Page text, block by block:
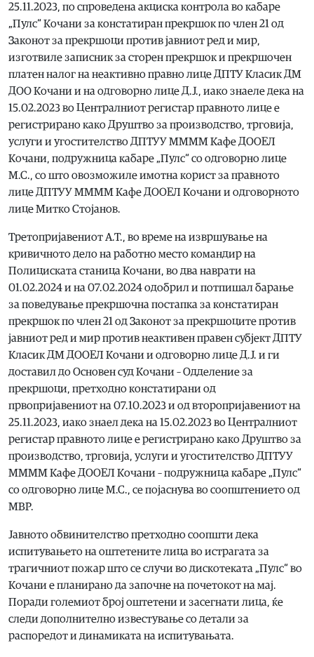
25.11.2023, по спроведена акциска контрола во кабаре
„Пулс“ Кочани за констатиран прекршок по член 21 од
Законот за прекршоци против јавниот ред и мир,
изготвиле записник за сторен прекршок и прекршочен
платен налог на неактивно правно лице ДПТУ Класик ДМ
ДОО Кочани и на одговорно лице Д.Ј., иако знаеле дека на
15.02.2023 во Централниот регистар правното лице е
регистрирано како Друштво за производство, трговија,
услуги и угостителство ДПТУУ ММММ Кафе ДООЕЛ
Кочани, подружница кабаре „Пулс“ со одговорно лице
М.С., со што овозможиле имотна корист за правното
лице ДПТУУ ММММ Кафе ДООЕЛ Кочани и одговорното
лице Митко Стојанов.
Третопријавениот А.Т., во време на извршување на
кривичното дело на работно место командир на
Полициската станица Кочани, во два наврати на
01.02.2024 и на 07.02.2024 одобрил и потпишал барање
за поведување прекршочна постапка за констатиран
прекршок по член 21 од Законот за прекршоците против
јавниот ред и мир против неактивен правен субјект ДПТУ
Класик ДМ ДООЕЛ Кочани и одговорно лице Д.Ј. и ги
доставил до Основен суд Кочани – Одделение за
прекршоци, претходно констатирани од
првопријавениот на 07.10.2023 и од второпријавениот на
25.11.2023, иако знаел дека на 15.02.2023 во Централниот
регистар правното лице е регистрирано како Друштво за
производство, трговија, услуги и угостителство ДПТУУ
ММММ Кафе ДООЕЛ Кочани – подружница кабаре „Пулс“
со одговорно лице М.С., се појаснува во соопштението од
МВР.
Јавното обвинителство претходно соопшти дека
испитувањето на оштетените лица во истрагата за
трагичниот пожар што се случи во дискотеката „Пулс“ во
Кочани е планирано да започне на почетокот на мај.
Поради големиот број оштетени и засегнати лица, ќе
следи дополнително известување со детали за
распоредот и динамиката на испитувањата.